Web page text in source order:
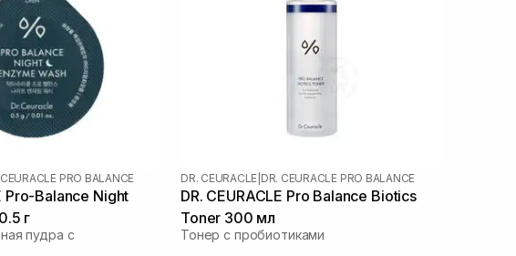
PRO BALANCE
Pro-Balance Night
г
пудра с
DR. CEURACLE DR. CEURACLE PRO BALANCE
DR. CEURACLE Pro Balance Biotics
Toner 300 мл
Тонер с пробиотиками